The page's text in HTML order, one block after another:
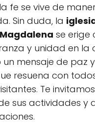
fe se vive de
Sin duda, la
se erige
y unidad en la
mensaje de paz y
resuena con
Te
sus actividades y